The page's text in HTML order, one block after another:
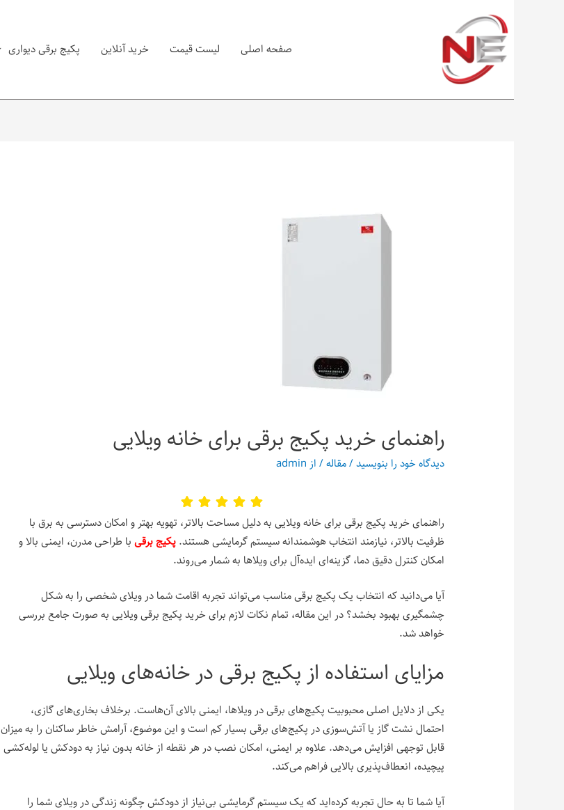
صفحه اصلی لیست قیمت خرید آنلاین پکیج برقی دیواری
راهنمای خرید پکیج برقی برای خانه‌ ویلایی
دیدگاه‌ خود را بنویسید/مقاله/ از admin
راهنمای خرید پکیج برقی برای خانه‌ ویلایی به دلیل مساحت بالاتر، تهویه بهتر و امکان دسترسی به برق با
ظرفیت بالاتر، نیازمند انتخاب هوشمندانه سیستم گرمایشی هستند.پکیج‌ برقی با طراحی مدرن، ایمنی بالا و
امکان کنترل دقیق دما، گزینه‌ای ایده‌آل برای ویلاها به شمار می‌روند.
آیا می‌دانید که انتخاب یک پکیج برقی مناسب می‌تواند تجربه اقامت شما در ویلای شخصی را به شکل
چشمگیری بهبود بخشد؟ در این مقاله، تمام نکات لازم برای خرید پکیج برقی ویلایی به صورت جامع بررسی
خواهد شد.
مزایای استفاده از پکیج برقی در خانه‌های ویلایی
یکی از دلایل اصلی محبوبیت پکیج‌های برقی در ویلاها، ایمنی بالای آن‌هاست. برخلاف بخاری‌های گازی،
احتمال نشت گاز یا آتش‌سوزی در پکیج‌های برقی بسیار کم است و این موضوع، آرامش خاطر ساکنان را به میزان
قابل توجهی افزایش می‌دهد. علاوه بر ایمنی، امکان نصب در هر نقطه از خانه بدون نیاز به دودکش یا لوله‌کشی
پیچیده، انعطاف‌پذیری بالایی فراهم می‌کند.
آیا شما تا به حال تجربه کرده‌اید که یک سیستم گرمایشی بی‌نیاز از دودکش چگونه زندگی در ویلای شما را